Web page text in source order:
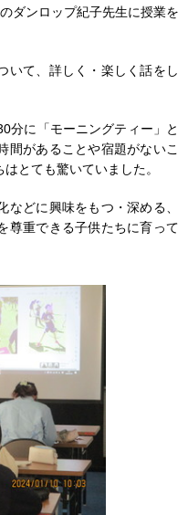
ダンロップ紀子先生に授業を
いて、詳しく・楽しく話をし
分に「モーニングティー」と
間があることや宿題がないこ
とても驚いていました。
どに興味をもつ・深める、
尊重できる子供たちに育って